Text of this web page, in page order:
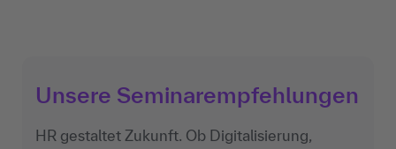
Unsere Seminarempfehlungen
HR gestaltet Zukunft. Ob Digitalisierung,